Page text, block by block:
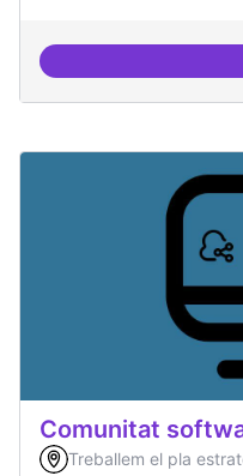
Comunitat
Treballem el pla